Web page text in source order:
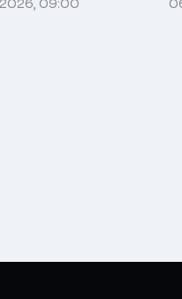
2026, 09:00